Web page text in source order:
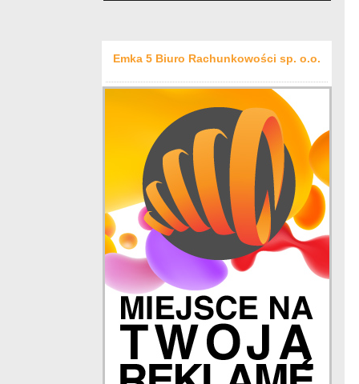
Emka 5 Biuro Rachunkowości sp. o.o.